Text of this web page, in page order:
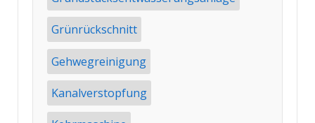
Grünrückschnitt
Gehwegreinigung
Kanalverstopfung